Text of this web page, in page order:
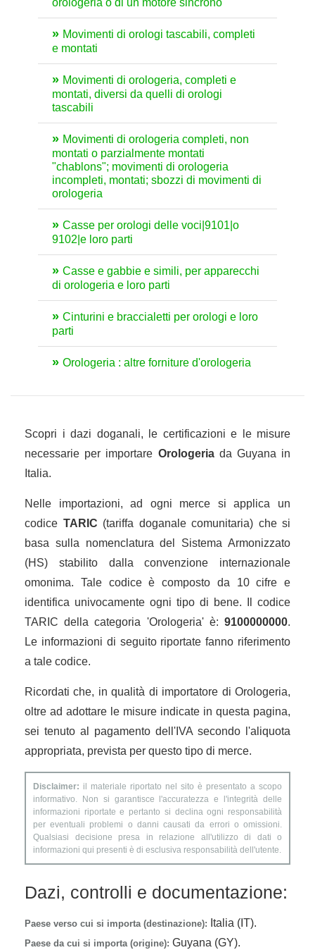
orologeria o di un motore sincrono
Movimenti di orologi tascabili, completi
e montati
Movimenti di orologeria, completi e
montati, diversi da quelli di orologi
tascabili
Movimenti di orologeria completi, non
montati o parzialmente montati
"chablons"; movimenti di orologeria
incompleti, montati; sbozzi di movimenti di
orologeria
Casse per orologi delle voci|9101|o
9102|e loro parti
Casse e gabbie e simili, per apparecchi
di orologeria e loro parti
Cinturini e braccialetti per orologi e loro
parti
Orologeria : altre forniture d'orologeria
Scopri i dazi doganali, le certificazioni e le misure
necessarie per importare Orologeriada Guyana in
Italia.
Nelle importazioni, ad ogni merce si applica un
codice TARIC (tariffa doganale comunitaria) che si
basa sulla nomenclatura del Sistema Armonizzato
(HS) stabilito dalla convenzione internazionale
omonima. Tale codice è composto da 10 cifre e
identifica univocamente ogni tipo di bene. Il codice
TARIC della categoria 'Orologeria' è: 9100000000.
Le informazioni di seguito riportate fanno riferimento
a tale codice.
Ricordati che, in qualità di importatore di Orologeria,
oltre ad adottare le misure indicate in questa pagina,
sei tenuto al pagamento dell'IVA secondo l'aliquota
appropriata, prevista per questo tipo di merce.
Disclaimer: il materiale riportato nel sito è presentato a scopo
informativo. Non si garantisce l'accuratezza e l'integrità delle
informazioni riportate e pertanto si declina ogni responsabilità
per eventuali problemi o danni causati da errori o omissioni.
Qualsiasi decisione presa in relazione all'utilizzo di dati o
informazioni qui presenti è di esclusiva responsabilità dell'utente.
Dazi, controlli e documentazione:
Paese verso cui si importa (destinazione): Italia (IT).
Paese da cui si importa (origine): Guyana (GY).